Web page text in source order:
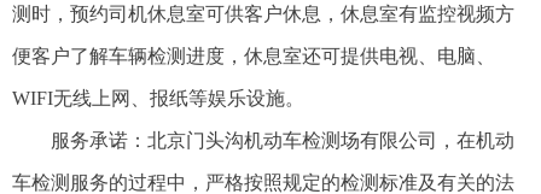
测时，预约司机休息室可供客户休息，休息室有监控视频方
便客户了解车辆检测进度，休息室还可提供电视、电脑、
WIFI无线上网、报纸等娱乐设施。
服务承诺：北京门头沟机动车检测场有限公司，在机动
车检测服务的过程中，严格按照规定的检测标准及有关的法